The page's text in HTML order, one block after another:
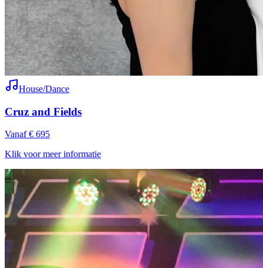
House/Dance
Cruz and Fields
Vanaf € 695
Klik voor meer informatie